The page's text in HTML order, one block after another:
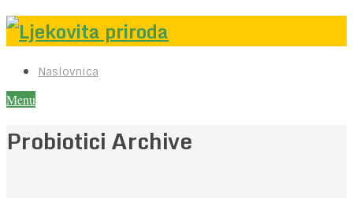
Naslovnica
Menu
Probiotici Archive